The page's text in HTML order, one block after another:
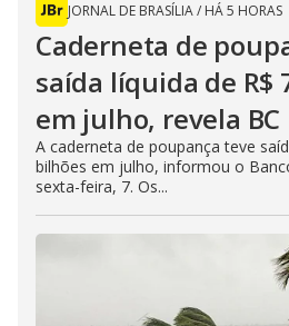
JORNAL DE BRASÍLIA/ HÁ 5 HORAS
Caderneta de
saída líquida de R$
em julho, revela BC
A caderneta de poupança teve
bilhões em julho, informou o
sexta-feira, 7. Os...